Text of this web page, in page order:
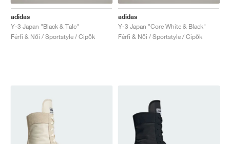
adidas
Y-3 Japan "Black & Talc"
Férfi & Női / Sportstyle / Cipők
adidas
Y-3 Japan "Core White & Black"
Férfi & Női / Sportstyle / Cipők